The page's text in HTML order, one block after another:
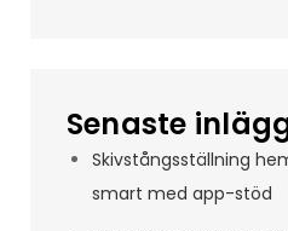
Senaste
Skivstångsställning
smart med app-stöd